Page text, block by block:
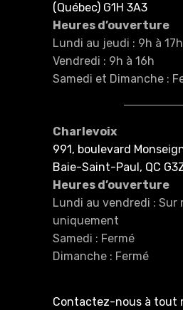
(Québec) G1H 3A3
Heures d’ouverture
Lundi au jeudi : 9h à 17h
Vendredi : 9h à 16h
Samedi et Dimanche :
Charlevoix
991, boulevard
Baie-Saint-Paul, QC
Heures d’ouverture
Lundi au vendredi :
uniquement
Samedi : Fermé
Dimanche : Fermé
Contactez-nous à tout